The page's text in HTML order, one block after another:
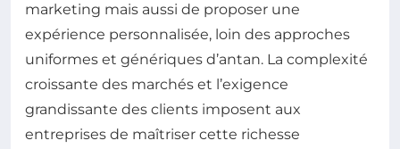
marketing mais aussi de proposer une
expérience personnalisée, loin des approches
uniformes et génériques d’antan. La complexité
croissante des marchés et l’exigence
grandissante des clients imposent aux
entreprises de maîtriser cette richesse